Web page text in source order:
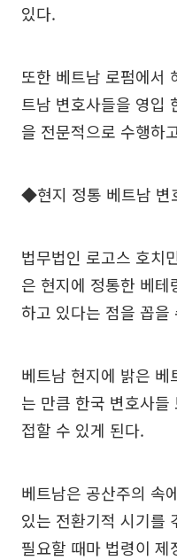
있다.
또한 베트남 로펌에서
트남 변호사들을 영입
을 전문적으로 수행하
◆현지 정통 베트남 변
법무법인 로고스 호치
은 현지에 정통한 베
하고 있다는 점을 꼽을
베트남 현지에 밝은 베
는 만큼 한국 변호사
접할 수 있게 된다.
베트남은 공산주의 속
있는 전환기적 시기를
필요할 때마 법령이